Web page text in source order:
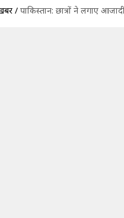
/ पाकिस्तान: छात्रों ने लगाए